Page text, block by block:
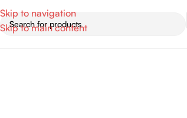
Skip to navigation
Skip to main content